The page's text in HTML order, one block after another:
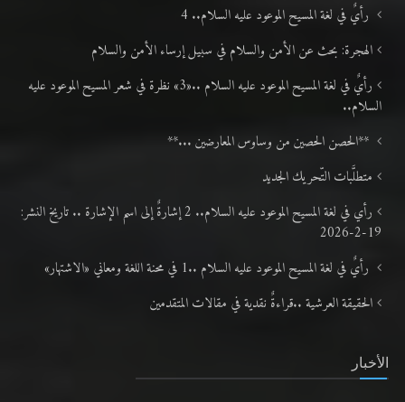
رأيٌ في لغة المسيح الموعود عليه السلام.. 4
الهجرة: بحث عن الأمن والسلام في سبيل إرساء الأمن والسلام
رأيٌ في لغة المسيح الموعود عليه السلام ..«3» نظرة في شعر المسيح الموعود عليه
السلام..
**الحصن الحصين من وساوس المعارضين ...**
متطلَّبات التّحريك الجديد
رأي في لغة المسيح الموعود عليه السلام.. 2 إشارةٌ إلى اسم الإشارة .. تاريخ النشر:
19-2-2026
رأيٌ في لغة المسيح الموعود عليه السلام ..1 في محنة اللغة ومعاني «الاشتهار»
الحقيقة العرشية ..قراءةٌ نقدية في مقالات المتقدمين
الأخبار